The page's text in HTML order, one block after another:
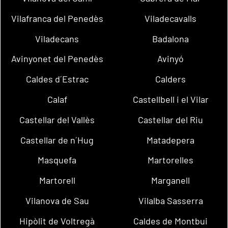
Vilafranca del Penedès
Viladecavalls
Viladecans
Badalona
Avinyonet del Penedès
Avinyó
Caldes d´Estrac
Calders
Calaf
Castellbell i el Vilar
Castellar del Vallès
Castellar del Riu
Castellar de n´Hug
Matadepera
Masquefa
Martorelles
Martorell
Marganell
Vilanova de Sau
Vilalba Sasserra
Hipòlit de Voltregà
Caldes de Montbui